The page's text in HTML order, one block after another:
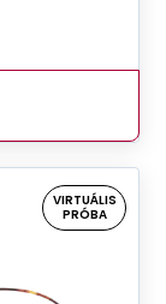
VIRTUÁLIS
PRÓBA